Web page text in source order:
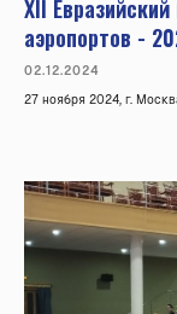
XII
аэропортов -
02.12.2024
27 ноября 2024, г.